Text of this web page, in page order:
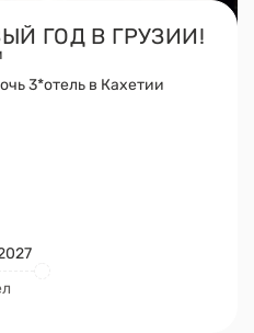
ГОД В ГРУЗИИ!
3*отель в Кахетии